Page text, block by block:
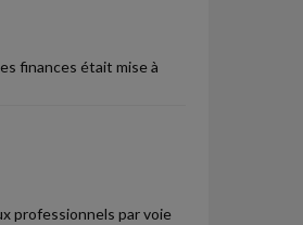
finances était mise à
professionnels par voie